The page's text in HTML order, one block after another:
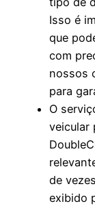
Isso é
que
com
nossos
para
O
veicular
de
exibido